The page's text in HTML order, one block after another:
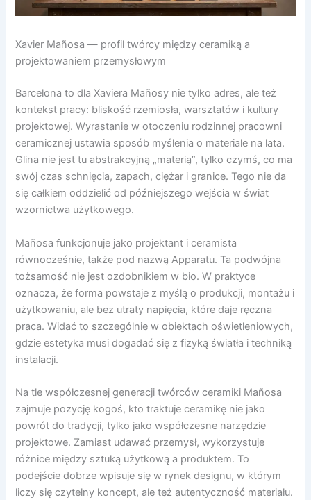
Xavier Mañosa — profil twórcy między ceramiką a
projektowaniem przemysłowym
Barcelona to dla Xaviera Mañosy nie tylko adres, ale też
kontekst pracy: bliskość rzemiosła, warsztatów i kultury
projektowej. Wyrastanie w otoczeniu rodzinnej pracowni
ceramicznej ustawia sposób myślenia o materiale na lata.
Glina nie jest tu abstrakcyjną „materią”, tylko czymś, co ma
swój czas schnięcia, zapach, ciężar i granice. Tego nie da
się całkiem oddzielić od późniejszego wejścia w świat
wzornictwa użytkowego.
Mañosa funkcjonuje jako projektant i ceramista
równocześnie, także pod nazwą Apparatu. Ta podwójna
tożsamość nie jest ozdobnikiem w bio. W praktyce
oznacza, że forma powstaje z myślą o produkcji, montażu i
użytkowaniu, ale bez utraty napięcia, które daje ręczna
praca. Widać to szczególnie w obiektach oświetleniowych,
gdzie estetyka musi dogadać się z fizyką światła i techniką
instalacji.
Na tle współczesnej generacji twórców ceramiki Mañosa
zajmuje pozycję kogoś, kto traktuje ceramikę nie jako
powrót do tradycji, tylko jako współczesne narzędzie
projektowe. Zamiast udawać przemysł, wykorzystuje
różnice między sztuką użytkową a produktem. To
podejście dobrze wpisuje się w rynek designu, w którym
liczy się czytelny koncept, ale też autentyczność materiału.